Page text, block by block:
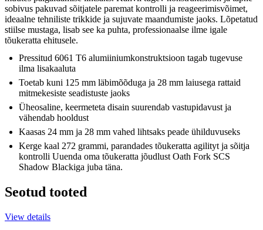
sobivus pakuvad sõitjatele paremat kontrolli ja reageerimisvõimet,
ideaalne tehniliste trikkide ja sujuvate maandumiste jaoks. Lõpetatud
stiilse mustaga, lisab see ka puhta, professionaalse ilme igale
tõukeratta ehitusele.
Pressitud 6061 T6 alumiiniumkonstruktsioon tagab tugevuse
ilma lisakaaluta
Toetab kuni 125 mm läbimõõduga ja 28 mm laiusega rattaid
mitmekesiste seadistuste jaoks
Üheosaline, keermeteta disain suurendab vastupidavust ja
vähendab hooldust
Kaasas 24 mm ja 28 mm vahed lihtsaks peade ühilduvuseks
Kerge kaal 272 grammi, parandades tõukeratta agilityt ja sõitja
kontrolli Uuenda oma tõukeratta jõudlust Oath Fork SCS
Shadow Blackiga juba täna.
Seotud tooted
View details